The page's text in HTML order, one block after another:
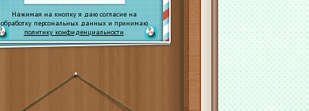
Нажимая на кнопку я даю согласие на
обработку персональных данных и принимаю
политику конфиденциальности.